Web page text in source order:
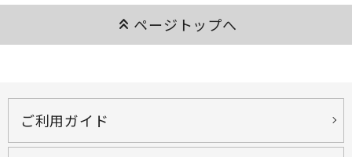
keyboard_double_arrow_up ページトップへ
ご利用ガイド